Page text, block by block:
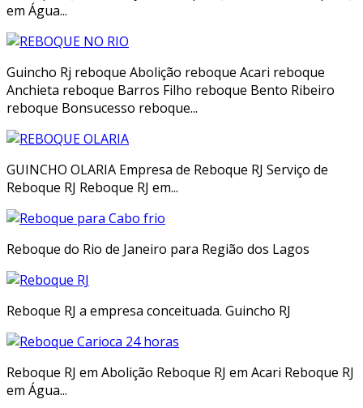
em Água...
Guincho Rj reboque Abolição reboque Acari reboque
Anchieta reboque Barros Filho reboque Bento Ribeiro
reboque Bonsucesso reboque...
GUINCHO OLARIA Empresa de Reboque RJ Serviço de
Reboque RJ Reboque RJ em...
Reboque do Rio de Janeiro para Região dos Lagos
Reboque RJ a empresa conceituada. Guincho RJ
Reboque RJ em Abolição Reboque RJ em Acari Reboque RJ
em Água...